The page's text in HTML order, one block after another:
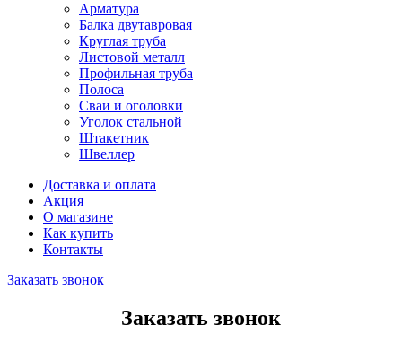
Арматура
Балка двутавровая
Круглая труба
Листовой металл
Профильная труба
Полоса
Сваи и оголовки
Уголок стальной
Штакетник
Швеллер
Доставка и оплата
Акция
О магазине
Как купить
Контакты
Заказать звонок
Заказать звонок